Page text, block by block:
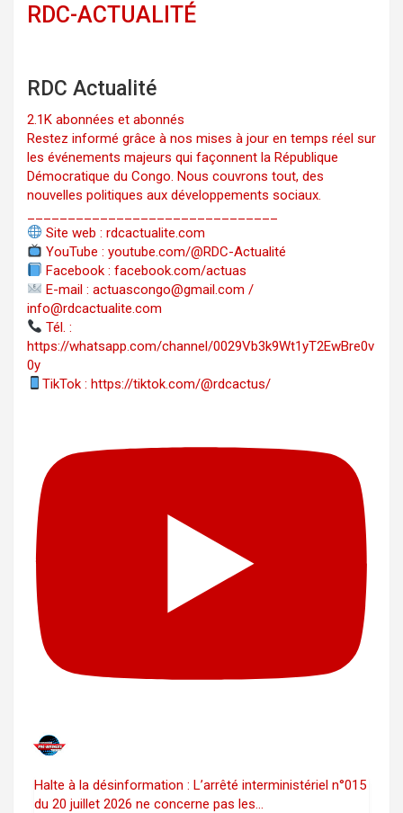
RDC-ACTUALITÉ
RDC Actualité
2.1K abonnées et abonnés
Restez informé grâce à nos mises à jour en temps réel sur
les événements majeurs qui façonnent la République
Démocratique du Congo. Nous couvrons tout, des
nouvelles politiques aux développements sociaux.
Site web : rdcactualite.com
YouTube : youtube.com/@RDC-Actualité
Facebook : facebook.com/actuas
E-mail : actuascongo@gmail.com /
info@rdcactualite.com
Tél. : ‪‪‪‪‪‪‪‪‪‪‪‪‪‪‪‪‪‪‪‪‪‪‪‪‪‪‪‪‪‪‪‪
https://whatsapp.com/channel/0029Vb3k9Wt1yT2EwBre0v
0y
TikTok : https://tiktok.com/@rdcactus/
Halte à la désinformation : L’arrêté interministériel n°015
du 20 juillet 2026 ne concerne pas les...